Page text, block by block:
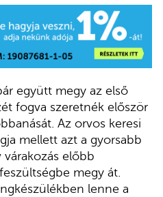
együtt megy az első
fogva szeretnék először
Az orvos keresi
mellett azt a gyorsabb
várakozás előbb
megy át.
lenne a